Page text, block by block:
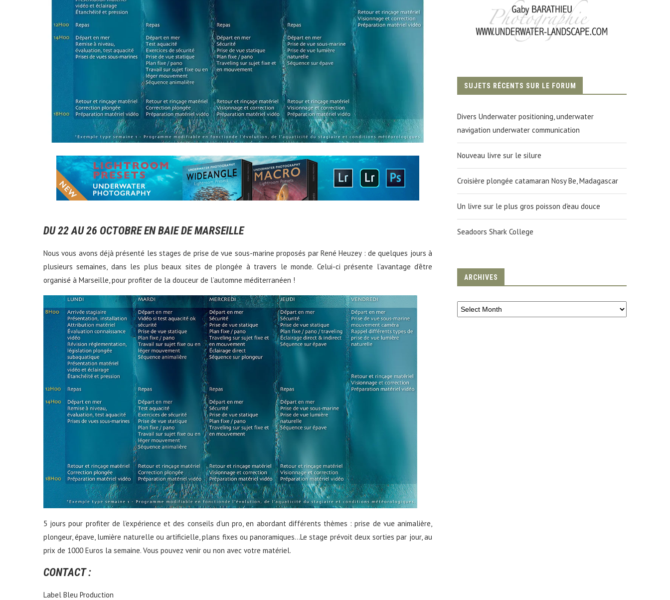
DU 22 AU 26 OCTOBRE EN BAIE DE MARSEILLE
Nous vous avons déjà présenté les stages de prise de vue sous-marine proposés par René Heuzey : de quelques jours à
plusieurs semaines, dans les plus beaux sites de plongée à travers le monde. Celui-ci présente l’avantage d’être
organisé à Marseille, pour profiter de la douceur de l’automne méditerranéen !
5 jours pour profiter de l’expérience et des conseils d’un pro, en abordant différents thèmes : prise de vue animalière,
plongeur, épave, lumière naturelle ou artificielle, plans fixes ou panoramiques…Le stage prévoit deux sorties par jour, au
prix de 1000 Euros la semaine. Vous pouvez venir ou non avec votre matériel.
CONTACT :
Label Bleu Production
SUJETS RÉCENTS SUR LE FORUM
Divers Underwater positioning, underwater
navigation underwater communication
Nouveau livre sur le silure
Croisière plongée catamaran Nosy Be, Madagascar
Un livre sur le plus gros poisson d'eau douce
Seadoors Shark College
ARCHIVES